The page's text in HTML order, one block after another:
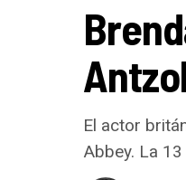
El actor
Abbey. La